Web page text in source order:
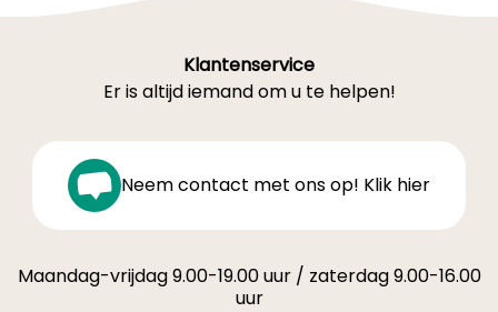
Klantenservice
Er is altijd iemand om u te helpen!
Neem contact met ons op! Klik hier
Maandag-vrijdag 9.00-19.00 uur / zaterdag 9.00-16.00
uur